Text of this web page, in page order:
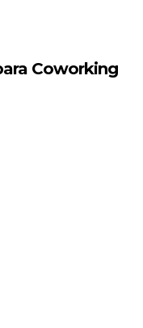
Coworking